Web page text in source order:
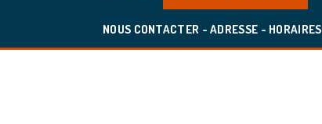
NOUS CONTACTER - ADRESSE - HORAIRES